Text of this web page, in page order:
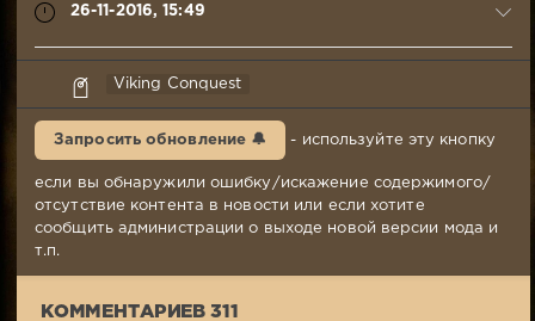
26-11-2016, 15:49
Pigrik
26-
15:49
311
Viking Conquest
Запросить обновление 🔔 - используйте эту кнопку
если вы обнаружили ошибку/искажение содержимого/
отсутствие контента в новости или если хотите
сообщить администрации о выходе новой версии мода и
т.п.
КОММЕНТАРИЕВ 311